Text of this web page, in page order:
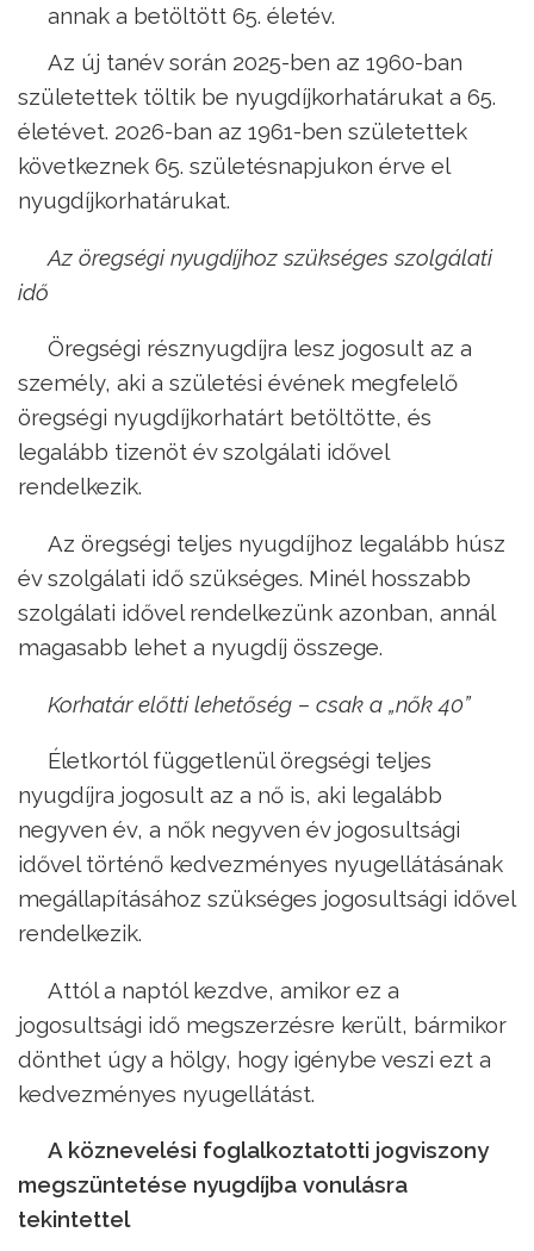
annak a betöltött 65. életév.
Az új tanév során 2025-ben az 1960-ban
születettek töltik be nyugdíjkorhatárukat a 65.
életévet. 2026-ban az 1961-ben születettek
következnek 65. születésnapjukon érve el
nyugdíjkorhatárukat.
Az öregségi nyugdíjhoz szükséges szolgálati
idő
Öregségi résznyugdíjra lesz jogosult az a
személy, aki a születési évének megfelelő
öregségi nyugdíjkorhatárt betöltötte, és
legalább tizenöt év szolgálati idővel
rendelkezik.
Az öregségi teljes nyugdíjhoz legalább húsz
év szolgálati idő szükséges. Minél hosszabb
szolgálati idővel rendelkezünk azonban, annál
magasabb lehet a nyugdíj összege.
Korhatár előtti lehetőség – csak a „nők 40”
Életkortól függetlenül öregségi teljes
nyugdíjra jogosult az a nő is, aki legalább
negyven év, a nők negyven év jogosultsági
idővel történő kedvezményes nyugellátásának
megállapításához szükséges jogosultsági idővel
rendelkezik.
Attól a naptól kezdve, amikor ez a
jogosultsági idő megszerzésre került, bármikor
dönthet úgy a hölgy, hogy igénybe veszi ezt a
kedvezményes nyugellátást.
A köznevelési foglalkoztatotti jogviszony
megszüntetése nyugdíjba vonulásra
tekintettel